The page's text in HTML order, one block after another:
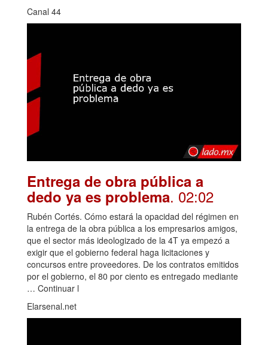
Canal 44
Entrega de obra pública a
dedo ya es problema. 02:02
Rubén Cortés. Cómo estará la opacidad del régimen en
la entrega de la obra pública a los empresarios amigos,
que el sector más ideologizado de la 4T ya empezó a
exigir que el gobierno federal haga licitaciones y
concursos entre proveedores. De los contratos emitidos
por el gobierno, el 80 por ciento es entregado mediante
… Continuar l
Elarsenal.net